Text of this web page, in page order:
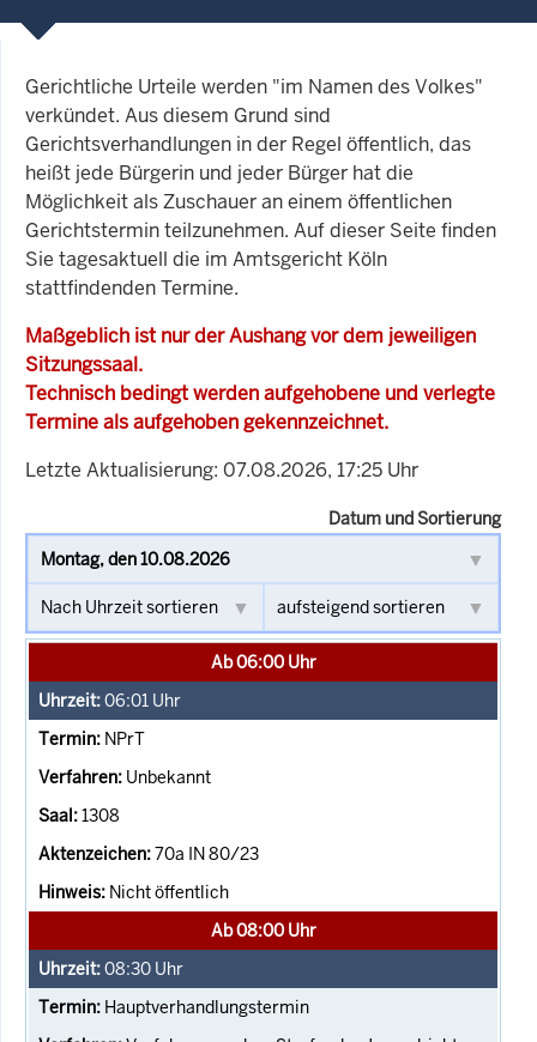
Gerichtliche Urteile werden "im Namen des Volkes"
verkündet. Aus diesem Grund sind
Gerichtsverhandlungen in der Regel öffentlich, das
heißt jede Bürgerin und jeder Bürger hat die
Möglichkeit als Zuschauer an einem öffentlichen
Gerichtstermin teilzunehmen. Auf dieser Seite finden
Sie tagesaktuell die im Amtsgericht Köln
stattfindenden Termine.
Maßgeblich ist nur der Aushang vor dem jeweiligen
Sitzungssaal.
Technisch bedingt werden aufgehobene und verlegte
Termine als aufgehoben gekennzeichnet.
Letzte Aktualisierung: 07.08.2026, 17:25 Uhr
Datum und Sortierung
Ab 06:00 Uhr
06:01 Uhr
NPrT
Unbekannt
1308
70a IN 80/23
Nicht öffentlich
Ab 08:00 Uhr
08:30 Uhr
Hauptverhandlungstermin